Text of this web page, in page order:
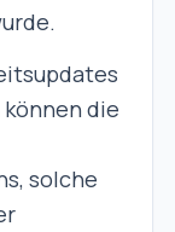
die
solche